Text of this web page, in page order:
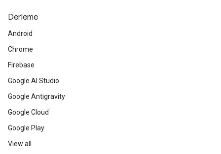
Derleme
Android
Chrome
Firebase
Google AI Studio
Google Antigravity
Google Cloud
Google Play
View all